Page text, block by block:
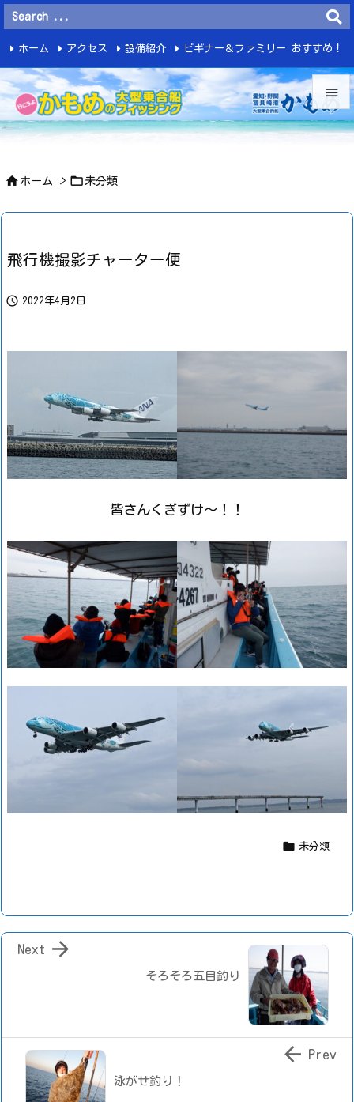


ホーム アクセス 設備紹介 ビギナー＆ファミリー おすすめ！
釣 果
 ホーム >  未分類
飛行機撮影チャーター便
 2022年4月2日
皆さんくぎずけ～！！
 未分類
そろそろ五目釣り

Next
泳がせ釣り！
 Prev